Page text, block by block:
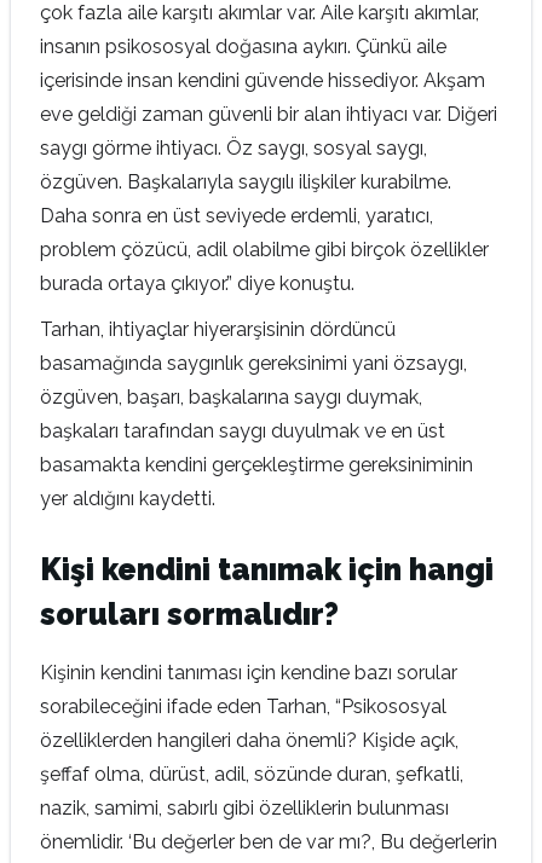
çok fazla aile karşıtı akımlar var. Aile karşıtı akımlar,
insanın psikososyal doğasına aykırı. Çünkü aile
içerisinde insan kendini güvende hissediyor. Akşam
eve geldiği zaman güvenli bir alan ihtiyacı var. Diğeri
saygı görme ihtiyacı. Öz saygı, sosyal saygı,
özgüven. Başkalarıyla saygılı ilişkiler kurabilme.
Daha sonra en üst seviyede erdemli, yaratıcı,
problem çözücü, adil olabilme gibi birçok özellikler
burada ortaya çıkıyor.” diye konuştu.
Tarhan, ihtiyaçlar hiyerarşisinin dördüncü
basamağında saygınlık gereksinimi yani özsaygı,
özgüven, başarı, başkalarına saygı duymak,
başkaları tarafından saygı duyulmak ve en üst
basamakta kendini gerçekleştirme gereksiniminin
yer aldığını kaydetti.
Kişi kendini tanımak için hangi
soruları sormalıdır?
Kişinin kendini tanıması için kendine bazı sorular
sorabileceğini ifade eden Tarhan, “Psikososyal
özelliklerden hangileri daha önemli? Kişide açık,
şeffaf olma, dürüst, adil, sözünde duran, şefkatli,
nazik, samimi, sabırlı gibi özelliklerin bulunması
önemlidir. ‘Bu değerler ben de var mı?, Bu değerlerin